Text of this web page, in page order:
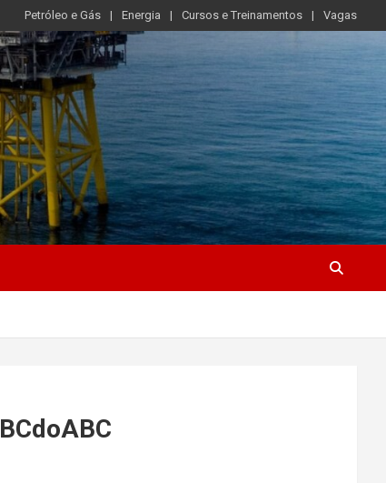
Petróleo e Gás Energia Cursos e Treinamentos Vagas